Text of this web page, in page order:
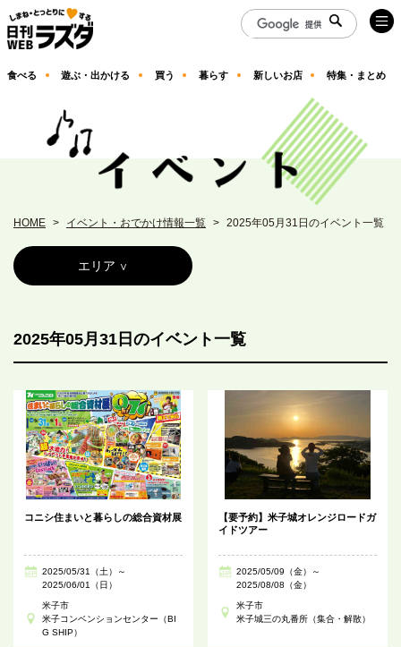
食べる 遊ぶ・出かける 買う 暮らす 新しいお店 特集・まとめ
HOME イベント・おでかけ情報一覧 2025年05月31日のイベント一覧
エリア
2025年05月31日のイベント一覧
コニシ住まいと暮らしの総合資材展
2025/05/31（土）～
2025/06/01（日）
米子市
米子コンベンションセンター（BI
G SHIP）
【要予約】米子城オレンジロードガ
イドツアー
2025/05/09（金）～
2025/08/08（金）
米子市
米子城三の丸番所（集合・解散）